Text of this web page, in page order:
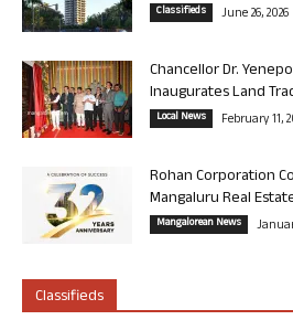
Classifieds June 26, 2026
Chancellor Dr.
Inaugurates Land
Local News February 11,
Rohan Corporation
Mangaluru Real
Mangalorean News
Classifieds